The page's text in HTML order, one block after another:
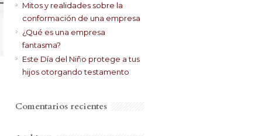
Mitos y realidades sobre la
conformación de una empresa
¿Qué es una empresa
fantasma?
Este Día del Niño protege a tus
hijos otorgando testamento
Comentarios recientes